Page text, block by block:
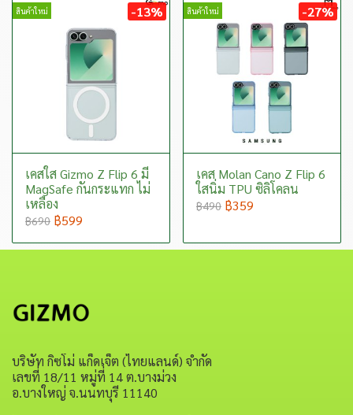
สินค้าใหม่ -13%
เคสใส Gizmo Z Flip 6 มี
MagSafe กันกระแทก ไม่
เหลือง
฿690 ฿599
สินค้าใหม่ -27%
เคส Molan Cano Z Flip 6
ใสนิ่ม TPU ซิลิโคลน
฿490 ฿359
บริษัท กิซโม่ แก็ดเจ็ต (ไทยแลนด์) จำกัด
เลขที่ 18/11 หมู่ที่ 14 ต.บางม่วง
อ.บางใหญ่ จ.นนทบุรี 11140